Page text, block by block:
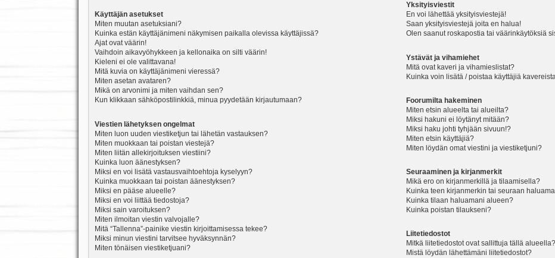
Käyttäjän asetukset
Miten muutan asetuksiani?
Kuinka estän käyttäjänimeni näkymisen paikalla olevissa käyttäjissä?
Ajat ovat väärin!
Vaihdoin aikavyöhykkeen ja kellonaika on silti väärin!
Kieleni ei ole valittavana!
Mitä kuvia on käyttäjänimeni vieressä?
Miten asetan avataren?
Mikä on arvonimi ja miten vaihdan sen?
Kun klikkaan sähköpostilinkkiä, minua pyydetään kirjautumaan?
Viestien lähetyksen ongelmat
Miten luon uuden viestiketjun tai lähetän vastauksen?
Miten muokkaan tai poistan viestejä?
Miten liitän allekirjoituksen viestiini?
Kuinka luon äänestyksen?
Miksi en voi lisätä vastausvaihtoehtoja kyselyyn?
Kuinka muokkaan tai poistan äänestyksen?
Miksi en pääse alueelle?
Miksi en voi liittää tiedostoja?
Miksi sain varoituksen?
Miten ilmoitan viestin valvojalle?
Mitä “Tallenna”-painike viestin kirjoittamisessa tekee?
Miksi minun viestini tarvitsee hyväksynnän?
Miten tönäisen viestiketjuani?
Yksityisviestit
En voi lähettää yksityisviestejä!
Saan yksityisviestejä joita en halua!
Olen saanut roskapostia tai väärinkäytöksiä
Ystävät ja vihamiehet
Mitä ovat kaveri ja vihamieslistat?
Kuinka voin lisätä / poistaa käyttäjiä
Foorumilta hakeminen
Miten etsin alueelta tai alueilta?
Miksi hakuni ei löytänyt mitään?
Miksi haku johti tyhjään sivuun!?
Miten etsin käyttäjiä?
Miten löydän omat viestini ja viestiketjuni?
Seuraaminen ja kirjanmerkit
Mikä ero on kirjanmerkillä ja tilaamisella?
Kuinka teen kirjanmerkin tai seuraan
Kuinka tilaan haluamani alueen?
Kuinka poistan tilaukseni?
Liitetiedostot
Mitkä liitetiedostot ovat sallittuja tällä alueella?
Mistä löydän lähettämäni liitetiedostot?